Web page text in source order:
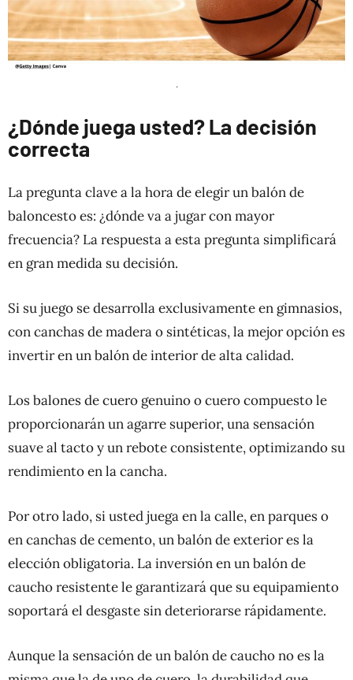
.
¿Dónde juega usted? La decisión
correcta
La pregunta clave a la hora de elegir un balón de
baloncesto es: ¿dónde va a jugar con mayor
frecuencia? La respuesta a esta pregunta simplificará
en gran medida su decisión.
Si su juego se desarrolla exclusivamente en gimnasios,
con canchas de madera o sintéticas, la mejor opción es
invertir en un balón de interior de alta calidad.
Los balones de cuero genuino o cuero compuesto le
proporcionarán un agarre superior, una sensación
suave al tacto y un rebote consistente, optimizando su
rendimiento en la cancha.
Por otro lado, si usted juega en la calle, en parques o
en canchas de cemento, un balón de exterior es la
elección obligatoria. La inversión en un balón de
caucho resistente le garantizará que su equipamiento
soportará el desgaste sin deteriorarse rápidamente.
Aunque la sensación de un balón de caucho no es la